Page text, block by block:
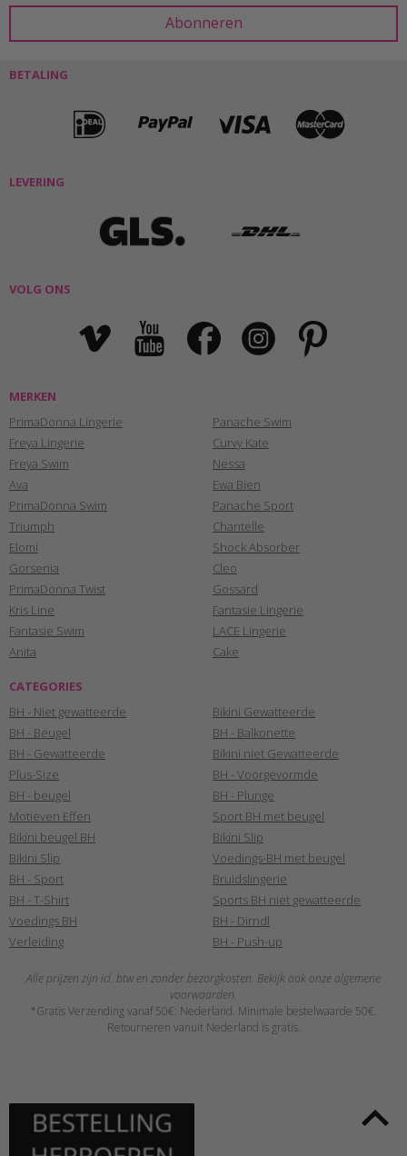
BETALING
LEVERING
VOLG ONS
MERKEN
PrimaDonna Lingerie
Freya Lingerie
Freya Swim
Ava
PrimaDonna Swim
Triumph
Elomi
Gorsenia
PrimaDonna Twist
Kris Line
Fantasie Swim
Anita
Panache Swim
Curvy Kate
Nessa
Ewa Bien
Panache Sport
Chantelle
Shock Absorber
Cleo
Gossard
Fantasie Lingerie
LACE Lingerie
Cake
CATEGORIES
BH - Niet gewatteerde
BH - Beugel
BH - Gewatteerde
Plus-Size
BH - beugel
Motieven Effen
Bikini beugel BH
Bikini Slip
BH - Sport
BH - T-Shirt
Voedings BH
Verleiding
Bikini Gewatteerde
BH - Balkonette
Bikini niet Gewatteerde
BH - Voorgevormde
BH - Plunge
Sport BH met beugel
Bikini Slip
Voedings-BH met beugel
Bruidslingerie
Sports BH niet gewatteerde
BH - Dirndl
BH - Push-up
Alle prijzen zijn icl. btw en zonder bezorgkosten. Bekijk ook onze algemene
voorwaarden.
*Gratis Verzending vanaf 50€: Nederland. Minimale bestelwaarde 50€.
Retourneren vanuit Nederland is gratis.